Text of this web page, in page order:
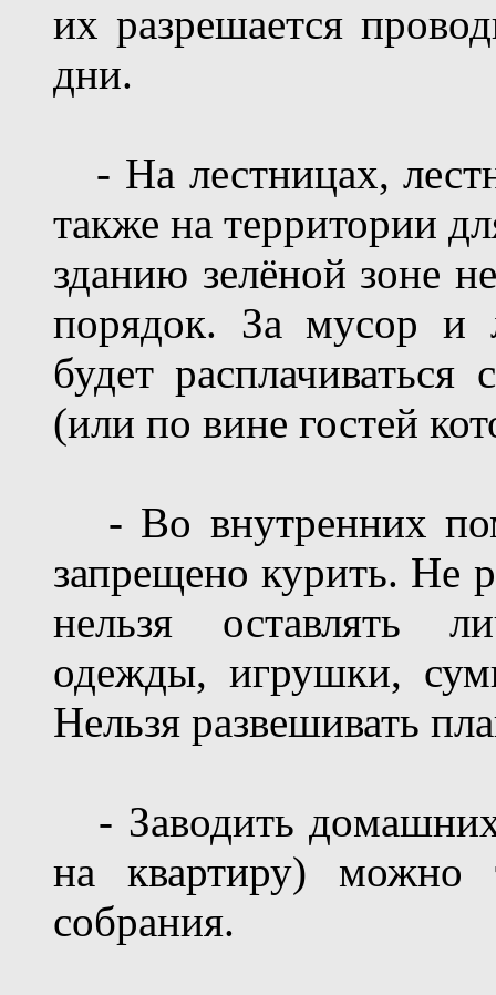
их разрешается
дни.
- На лестницах,
также на территории
зданию зелёной зоне
порядок. За мусор и
будет
(или по вине гостей
- Во внутренних
запрещено курить. Не
нельзя оставлять
одежды, игрушки,
Нельзя развешивать
- Заводить
на квартиру) можно
собрания.